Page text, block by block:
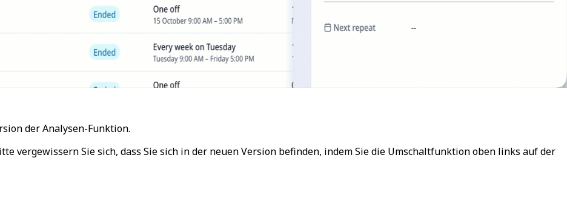
der Analysen-Funktion.
vergewissern Sie sich, dass Sie sich in der neuen Version befinden, indem Sie die Umschaltfunktion oben links auf der